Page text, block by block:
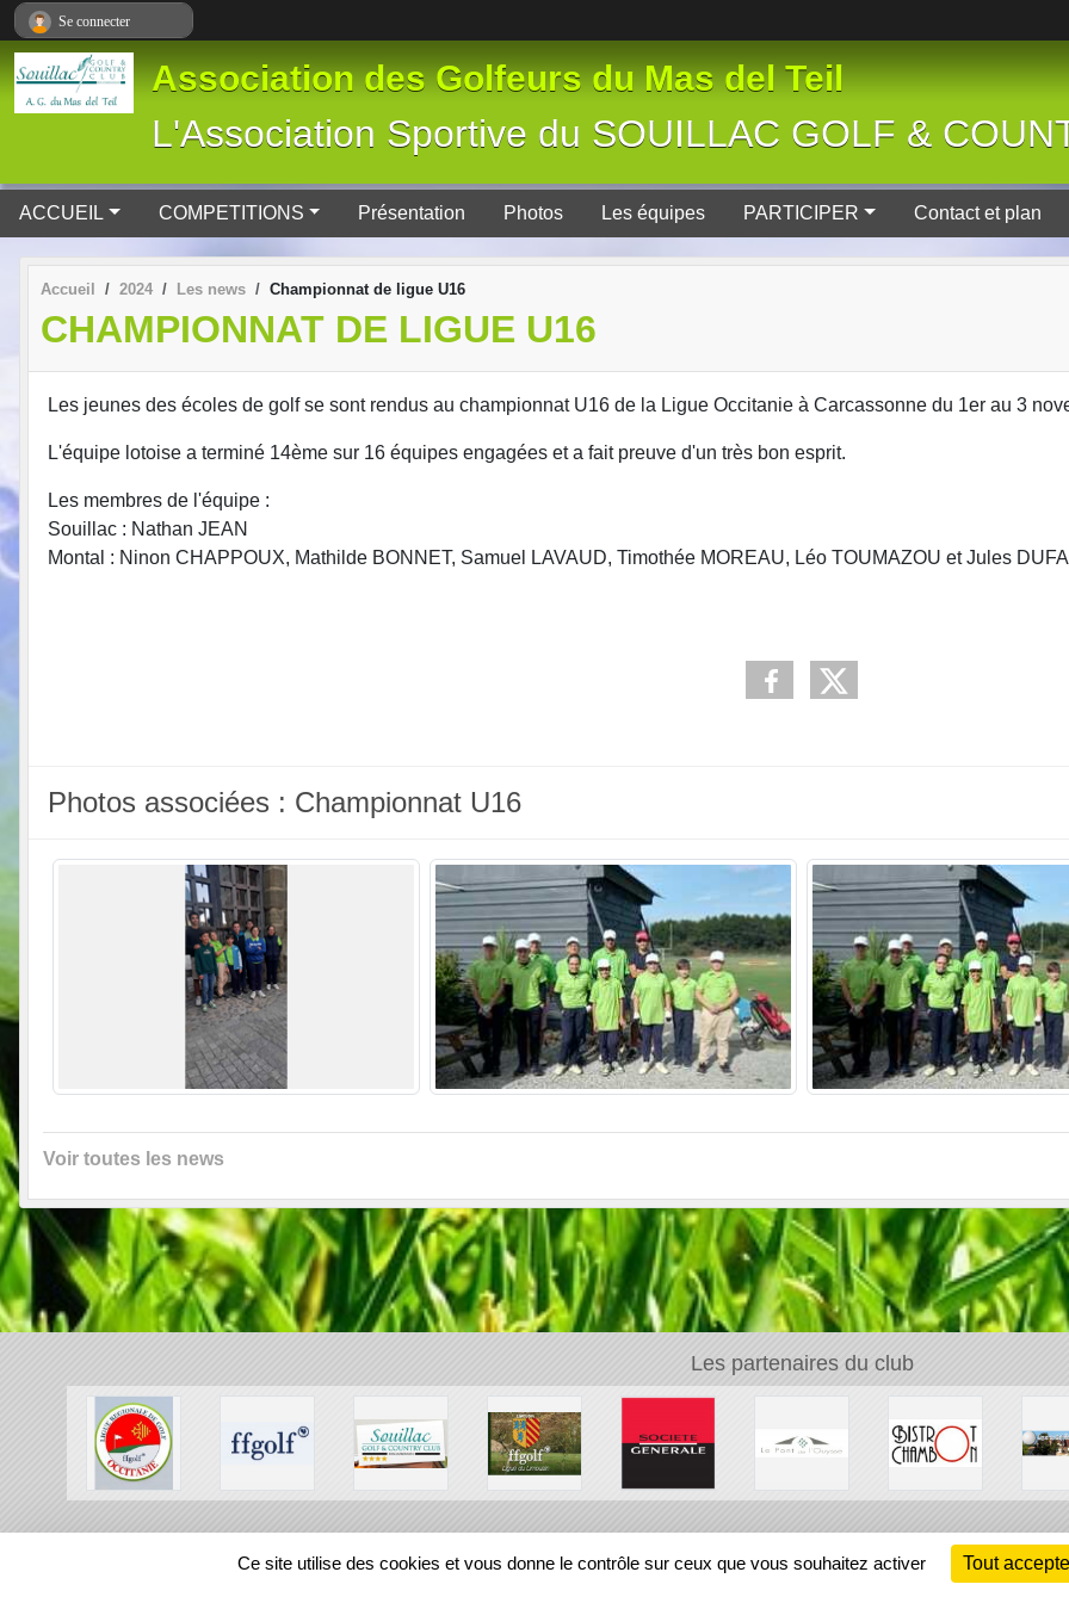
Association des Golfeurs du Mas del Teil
L'Association Sportive du SOUILLAC GOLF &
ACCUEIL COMPETITIONS Présentation Photos Les équipes PARTICIPER Contact et plan
Accueil 2024 Les news Championnat de ligue U16
CHAMPIONNAT DE LIGUE U16
Les jeunes des écoles de golf se sont rendus au championnat U16 de la Ligue Occitanie à Carcassonne du 1er au 3
L'équipe lotoise a terminé 14ème sur 16 équipes engagées et a fait preuve d'un très bon esprit.
Les membres de l'équipe :
Souillac : Nathan JEAN
Montal : Ninon CHAPPOUX, Mathilde BONNET, Samuel LAVAUD, Timothée MOREAU, Léo TOUMAZOU et Jules
Photos associées : Championnat U16
Voir toutes les news
Les partenaires du club
REGIONS
Se connecter
Panneau de gestion des cookies
Ce site utilise des cookies et vous donne le contrôle sur ceux que vous souhaitez activer Tout